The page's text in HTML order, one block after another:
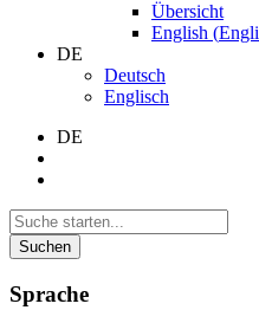
Übersicht
English (
DE
Deutsch
Englisch
DE
Suchen
Sprache